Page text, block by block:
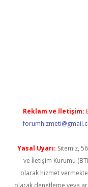
Reklam ve İletişim:
Yasal Uyarı: Sitemiz,
ve İletişim Kurumu
olarak hizmet
olarak denetleme veya